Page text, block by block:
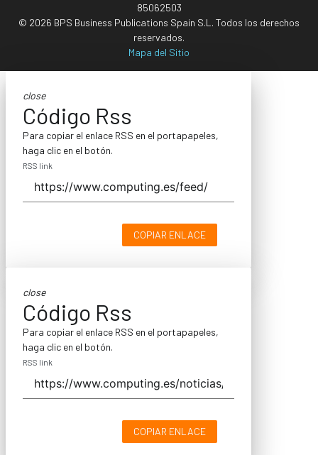
85062503
© 2026 BPS Business Publications Spain S.L. Todos los derechos
reservados.
Mapa del Sitio
close
Código Rss
Para copiar el enlace RSS en el portapapeles,
haga clic en el botón.
RSS link
COPIAR ENLACE
close
Código Rss
Para copiar el enlace RSS en el portapapeles,
haga clic en el botón.
RSS link
COPIAR ENLACE